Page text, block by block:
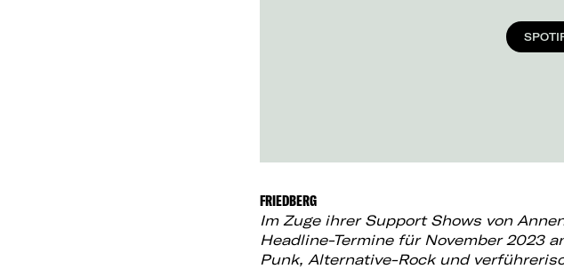
FRIEDBERG
Im Zuge ihrer Support Shows von
Headline-Termine für November 2023
Punk, Alternative-Rock und